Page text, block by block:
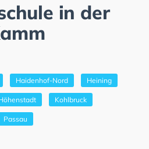
in der
Haidenhof-Nord Heining
Kohlbruck
Passau